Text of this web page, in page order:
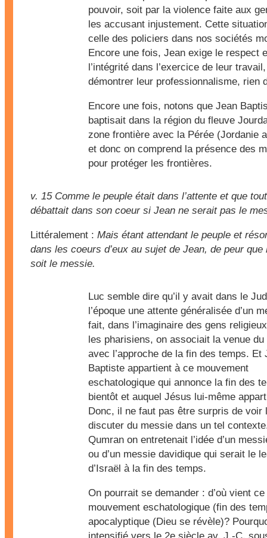
pouvoir, soit par la violence faite aux
les accusant injustement. Cette
celle des policiers dans nos sociétés
Encore une fois, Jean exige le respect
l’intégrité dans l’exercice de leur
démontrer leur professionnalisme, rien
Encore une fois, notons que Jean
baptisait dans la région du fleuve
zone frontière avec la Pérée (Jordanie
et donc on comprend la présence des
pour protéger les frontières.
v. 15Comme le peuple était dans l’attente et que
débattait dans son coeur si Jean ne serait pas le
Littéralement : Mais étant attendant le peuple et
dans les coeurs d’eux au sujet de Jean, de peur que
soit le messie.
Luc semble dire qu’il y avait dans le
l’époque une attente généralisée d’un
fait, dans l’imaginaire des gens
les pharisiens, on associait la venue du
avec l’approche de la fin des temps. Et
Baptiste appartient à ce mouvement
eschatologique qui annonce la fin des
bientôt et auquel Jésus lui-même
Donc, il ne faut pas être surpris de voir
discuter du messie dans un tel
Qumran on entretenait l’idée d’un
ou d’un messie davidique qui serait le
d’Israël à la fin des temps.
On pourrait se demander : d’où vient ce
mouvement eschatologique (fin des
apocalyptique (Dieu se révèle)?